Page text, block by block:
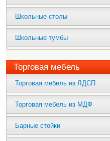
Школьные столы
Школьные тумбы
Торговая мебель
Торговая мебель из ЛДСП
Торговая мебель из МДФ
Барные стойки